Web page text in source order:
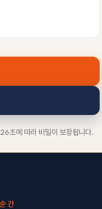
조에 따라 비밀이 보장됩니다.
간